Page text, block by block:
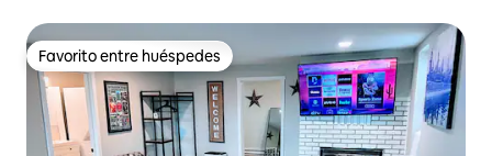
Favorito entre huéspedes
Favorito entre huéspedes